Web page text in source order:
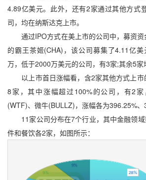
4.89亿美元。此外，还有2家通过其他方式
司，均在纳斯达克上市。
通过IPO方式在美上市的公司中，募资资
的霸王茶姬(CHA)，该公司募集了4.11亿
万，低于2000万美元的公司，有3家;其余5家
以上市首日涨幅看，含2家其他方式上市
8家，其中涨幅超过100%的公司，有2
(WTF)、微牛(BULLZ)，涨幅各为396.25%、
11家公司分布在7个行业，其中金融领域
件和餐饮各2家，如图所示：